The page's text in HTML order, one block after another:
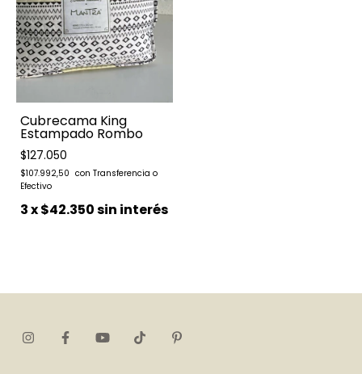
Cubrecama King
Estampado Rombo
$127.050
$107.992,50
3x$42.350sin interés